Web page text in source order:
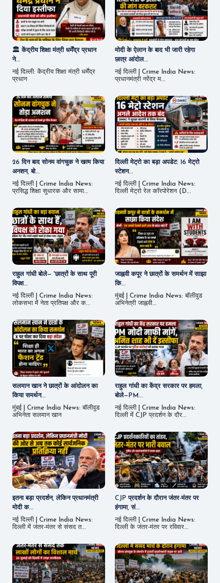
🏛️ केंद्रीय शिक्षा मंत्री धर्मेंद्र प्रधान
ने...
नई दिल्ली: केंद्रीय शिक्षा मंत्री धर्मेंद्र
प्रधान
मोदी के ऐलान के बाद भी जारी रहेगा
छात्र आंदोल...
नई दिल्ली | Crime India News:
प्रधानमंत्री नरेंद्र म...
26 दिन बाद सोनम वांगचुक ने खत्म किया
अनशन, बो...
नई दिल्ली | Crime India News:
प्रसिद्ध शिक्षा सुधारक और सामा...
दिल्ली मेट्रो का बड़ा अपडेट: 16 मेट्रो
स्टेशन...
नई दिल्ली | Crime India News:
दिल्ली मेट्रो रेल कॉरपोरेशन (D...
राहुल गांधी बोले— 'छात्रों के साथ पूरी
विपक्ष...
नई दिल्ली | Crime India News:
लोकसभा में नेता प्रतिपक्ष और क...
जाह्नवी कपूर ने छात्रों के समर्थन में साझा
कि...
मुंबई | Crime India News: बॉलीवुड
अभिनेत्री जाह्नवी...
सलमान खान ने छात्रों के आंदोलन का
किया समर्थन...
मुंबई | Crime India News: बॉलीवुड
अभिनेता सलमान खान
राहुल गांधी का केंद्र सरकार पर हमला,
बोले—PM...
नई दिल्ली | Crime India News:
दिल्ली में CJP प्रदर्शन के दौर...
इतना बड़ा प्रदर्शन, लेकिन प्रधानमंत्री
मोदी क...
नई दिल्ली | Crime India News:
दिल्ली में जंतर-मंतर से संसद त...
CJP प्रदर्शन के दौरान जंतर-मंतर पर
हंगामा, सं...
नई दिल्ली | Crime India News:
दिल्ली के जंतर-मंतर पर रविवार...